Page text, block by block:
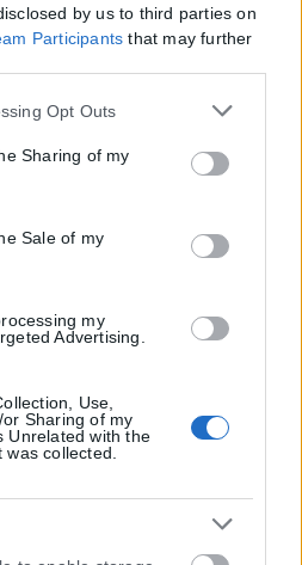
by us to third parties on
Participants that may further
app uses one or more Google
or usage behaviour. You may
to Google and its third-party
specified purposes in below
Opt Outs
Sharing of my
Sale of my
my
Advertising.
Use,
Sharing of my
Unrelated with the
collected.